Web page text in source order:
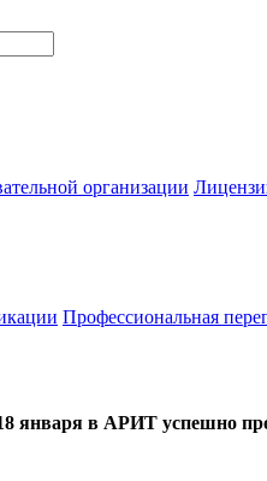
организации
Профессиональная
января в АРИТ успешно